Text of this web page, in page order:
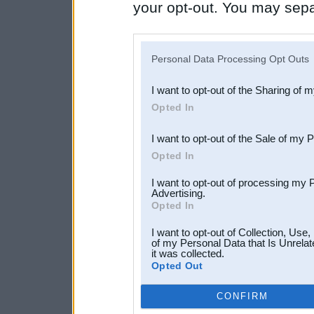
your opt-out. You may
Downstream Participants
third parties.
Personal Data Processing Opt Outs
I want to opt-out of the Sharing of
Opted In
I want to opt-out of the Sale of my
Opted In
I want to opt-out of processing my
Advertising.
Opted In
I want to opt-out of Collection,
of my Personal Data that Is
it was collected.
Opted Out
CONFIRM